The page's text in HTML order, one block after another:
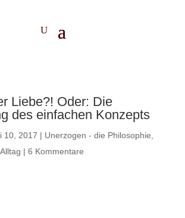
Liebe?! Oder: Die
des einfachen Konzepts
10, 2017 | Unerzogen - die Philosophie
| 6 Kommentare